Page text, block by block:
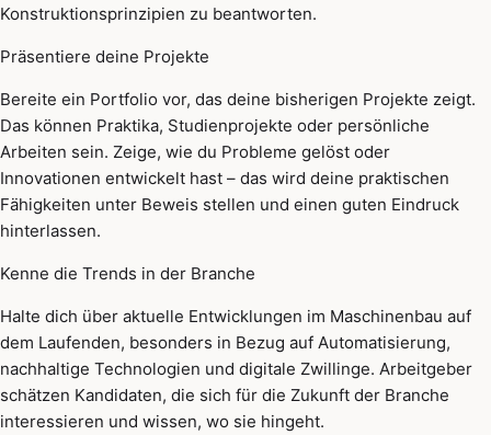
Konstruktionsprinzipien zu beantworten.
Präsentiere deine Projekte
Bereite ein Portfolio vor, das deine bisherigen Projekte zeigt.
Das können Praktika, Studienprojekte oder persönliche
Arbeiten sein. Zeige, wie du Probleme gelöst oder
Innovationen entwickelt hast – das wird deine praktischen
Fähigkeiten unter Beweis stellen und einen guten Eindruck
hinterlassen.
Kenne die Trends in der Branche
Halte dich über aktuelle Entwicklungen im Maschinenbau auf
dem Laufenden, besonders in Bezug auf Automatisierung,
nachhaltige Technologien und digitale Zwillinge. Arbeitgeber
schätzen Kandidaten, die sich für die Zukunft der Branche
interessieren und wissen, wo sie hingeht.